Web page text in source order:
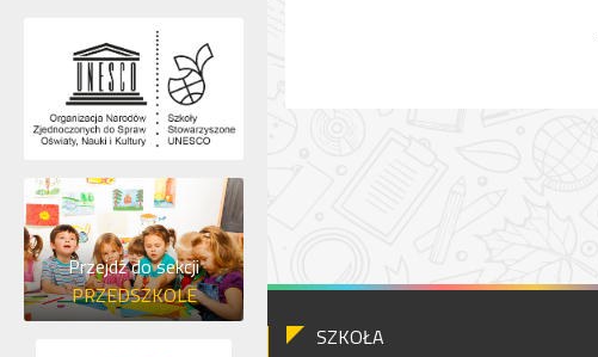
SZKOŁA
Przejdź do sekcji
PRZEDSZKOLE